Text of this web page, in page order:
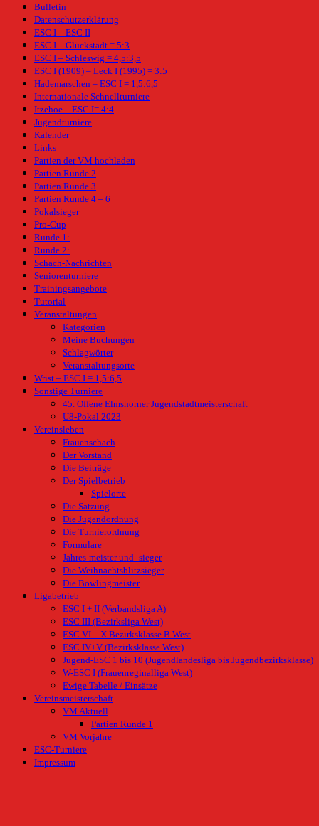
Bulletin
Datenschutzerklärung
ESC I – ESC II
ESC I – Glückstadt = 5:3
ESC I – Schleswig = 4,5:3,5
ESC I (1909) – Leck I (1995) = 3:5
Hademarschen – ESC I = 1,5:6,5
Internationale Schnellturniere
Itzehoe – ESC I= 4:4
Jugendturniere
Kalender
Links
Partien der VM hochladen
Partien Runde 2
Partien Runde 3
Partien Runde 4 – 6
Pokalsieger
Pro-Cup
Runde 1:
Runde 2:
Schach-Nachrichten
Seniorenturniere
Trainingsangebote
Tutorial
Veranstaltungen
Kategorien
Meine Buchungen
Schlagwörter
Veranstaltungsorte
Wrist – ESC I = 1,5:6,5
Sonstige Turniere
45. Offene Elmshorner Jugendstadtmeisterschaft
U8-Pokal 2023
Vereinsleben
Frauenschach
Der Vorstand
Die Beiträge
Der Spielbetrieb
Spielorte
Die Satzung
Die Jugendordnung
Die Turnierordnung
Formulare
Jahres-meister und -sieger
Die Weihnachtsblitzsieger
Die Bowlingmeister
Ligabetrieb
ESC I + II (Verbandsliga A)
ESC III (Bezirksliga West)
ESC VI – X Bezirksklasse B West
ESC IV+V (Bezirksklasse West)
Jugend-ESC 1 bis 10 (Jugendlandesliga bis Jugendbezirksklasse)
W-ESC I (Frauenreginalliga West)
Ewige Tabelle / Einsätze
Vereinsmeisterschaft
VM Aktuell
Partien Runde 1
VM Vorjahre
ESC-Turniere
Impressum